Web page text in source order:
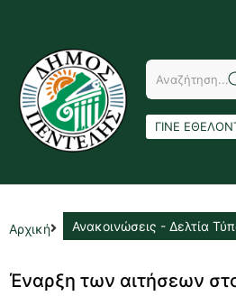
ΓΙΝΕ
Αρχική Ανακοινώσεις - Δελτία
Έναρξη των αιτήσεων